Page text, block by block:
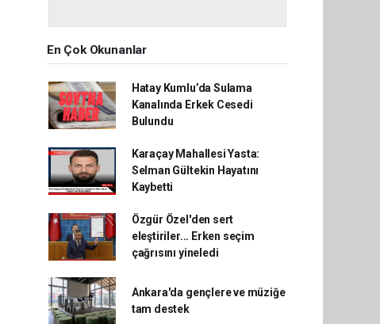
En Çok Okunanlar
Hatay Kumlu’da Sulama
Kanalında Erkek Cesedi
Bulundu
Karaçay Mahallesi Yasta:
Selman Gültekin Hayatını
Kaybetti
Özgür Özel'den sert
eleştiriler... Erken seçim
çağrısını yineledi
Ankara'da gençlere ve müziğe
tam destek